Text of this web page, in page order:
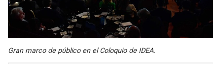
Gran marco de público en el Coloquio de IDEA.